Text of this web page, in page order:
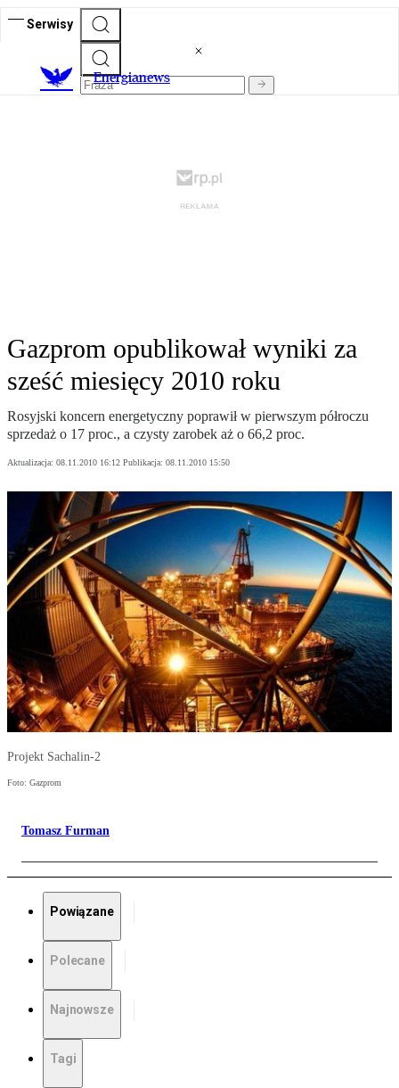
Serwisy
Energianews
Gazprom opublikował wyniki za
sześć miesięcy 2010 roku
Rosyjski koncern energetyczny poprawił w pierwszym półroczu
sprzedaż o 17 proc., a czysty zarobek aż o 66,2 proc.
Aktualizacja: 08.11.2010 16:12 Publikacja: 08.11.2010 15:50
Projekt Sachalin-2
Foto: Gazprom
Tomasz Furman
Powiązane
Polecane
Najnowsze
Tagi